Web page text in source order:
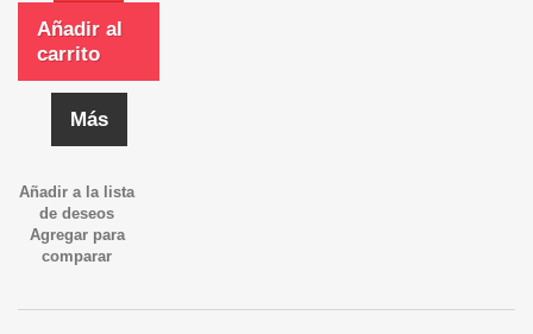
Añadir al
carrito
Más
Añadir a la lista
de deseos
Agregar para
comparar